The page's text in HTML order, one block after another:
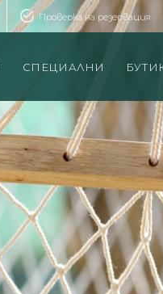
Проверка на резервация
СПЕЦИАЛНИ